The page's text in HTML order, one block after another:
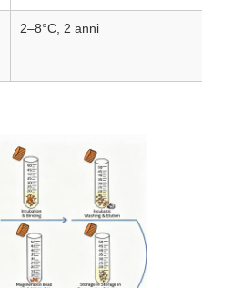
di acidi nucleici
/ RNA
2–8°C, 2 anni